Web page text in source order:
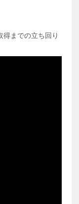
得までの立ち回り